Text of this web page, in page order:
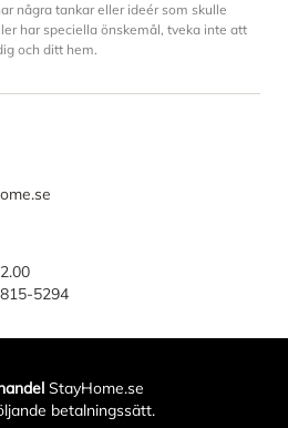
några tankar eller ideér som skulle
har speciella önskemål, tveka inte att
och ditt hem.
5294
StayHome.se
betalningssätt.